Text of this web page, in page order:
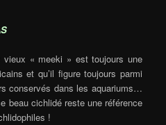
« meeki » est toujours une
et qu’il figure toujours parmi
conservés dans les aquariums…
beau cichlidé reste une référence
!